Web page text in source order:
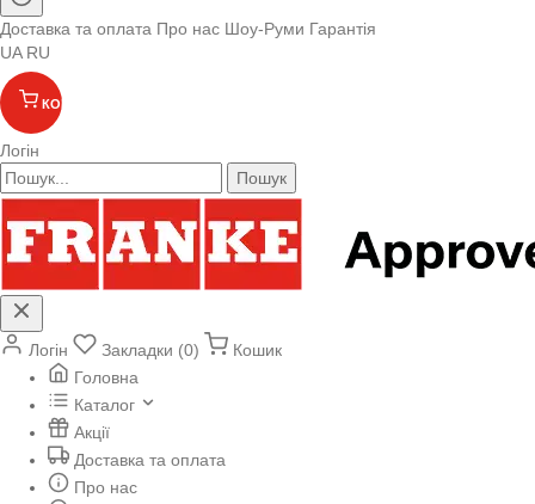
Доставка та оплата Про нас Шоу-Руми Гарантія
UA RU
КОШИК
Логін
Пошук
Логін Закладки (0)
Кошик
Головна
Каталог
Акції
Доставка та оплата
Про нас